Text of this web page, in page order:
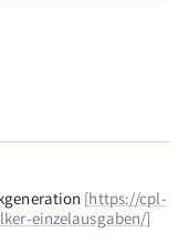
[https://cpl-
einzelausgaben/]